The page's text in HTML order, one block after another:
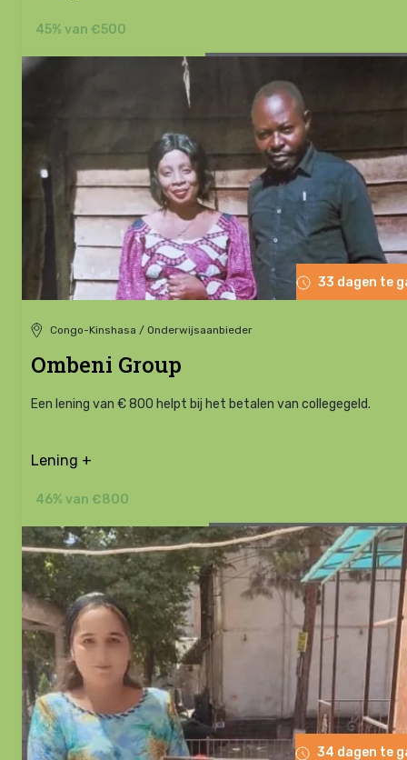
45% van €500
33 dagen te
Congo-Kinshasa / Onderwijsaanbieder
Ombeni Group
Een lening van € 800 helpt bij het betalen van collegegeld.
Lening +
46% van €800
34 dagen te